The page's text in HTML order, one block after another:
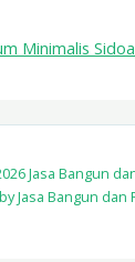
Minimalis
Jasa Bangun
Jasa Bangun dan